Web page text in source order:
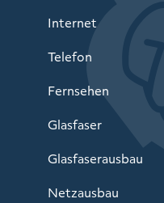
Internet
Telefon
Fernsehen
Glasfaser
Glasfaserausbau
Netzausbau